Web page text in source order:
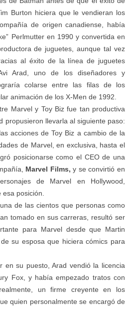
Burton hiciera que le vendieran los
de origen canadiense, había
Perlmutter en 1990 y convertida en
de juguetes, aunque tal vez
al éxito de la línea de juguetes
Arad, uno de los diseñadores y
colarse entre las filas de los
animación de los X-Men de 1992.
Marvel y Toy Biz fue tan productiva
propusieron llevarla al siguiente paso:
acciones de Toy Biz a cambio de la
de Marvel, en exclusiva, hasta el
posicionarse como el CEO de una
Marvel Films, y se convirtió en
de Marvel en Hollywood,
posición.
de las cientos que personas como
tomado en sus carreras, resultó ser
para Marvel desde que Martin
su esposa que hiciera cómics para
en su puesto, Arad vendió la licencia
Fox, y había empezado tratos con
un firme creyente en los
quien personalmente se encargó de